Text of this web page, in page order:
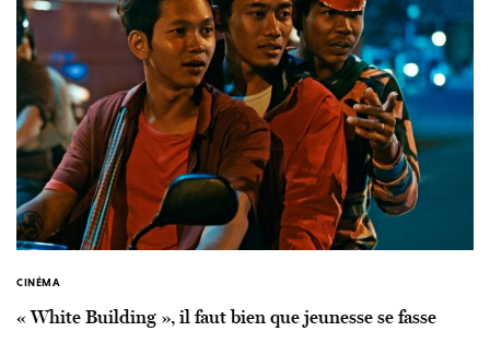
CINÉMA
« White Building », il faut bien que jeunesse se fasse